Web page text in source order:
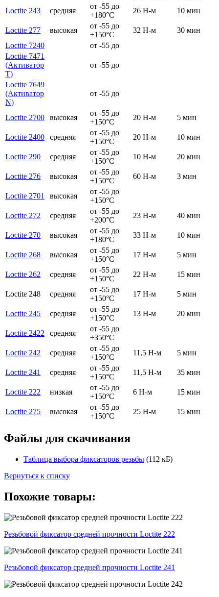
Loctite 243
средняя
от -55 до
+180°C
26 Н-м 10 мин
Loctite 277 высокая
от -55 до
+150°C
32 Н-м
30 мин
Loctite 7240
от -55 до
Loctite 7471
(Активатор
T)
от -55 до
Loctite 7649
(Активатор
N)
от -55 до
Loctite 2700 высокая
от -55 до
+150°C
20 Н-м 5 мин
Loctite 2400 средняя
от -55 до
+150°C
20 Н-м 10 мин
Loctite 290 средняя
от -55 до
+150°C
10 Н-м 20 мин
Loctite 276 высокая
от -55 до
+150°C
60 Н-м 3 мин
Loctite 2701 высокая
от -55 до
+150°C
Loctite 272
средняя
от -55 до
+200°C
23 Н-м 40 мин
Loctite 270 высокая
от -55 до
+180°C
33 Н-м 10 мин
Loctite 268 высокая
от -55 до
+150°C
17 Н-м 5 мин
Loctite 262 средняя
от -55 до
+150°C
22 Н-м 15 мин
Loctite 248 средняя
от -55 до
+150°C
17 Н-м 5 мин
Loctite 245 средняя
от -55 до
+150°C
13 Н-м 20 мин
Loctite 2422 средняя
от -55 до
+350°C
Loctite 242
средняя
от -55 до
+150°C
11,5 Н-м 5 мин
Loctite 241 средняя
от -55 до
+150°C
11,5 Н-м 35 мин
Loctite 222 низкая
от -55 до
+150°C
6 Н-м 15 мин
Loctite 275 высокая
от -55 до
+150°C
25 Н-м 15 мин
Файлы для скачивания
Таблица выбора фиксаторов резьбы (112 кБ)
Вернуться к списку
Похожие товары:
Резьбовой фиксатор средней прочности Loctite 222
Резьбовой фиксатор средней прочности Loctite 241